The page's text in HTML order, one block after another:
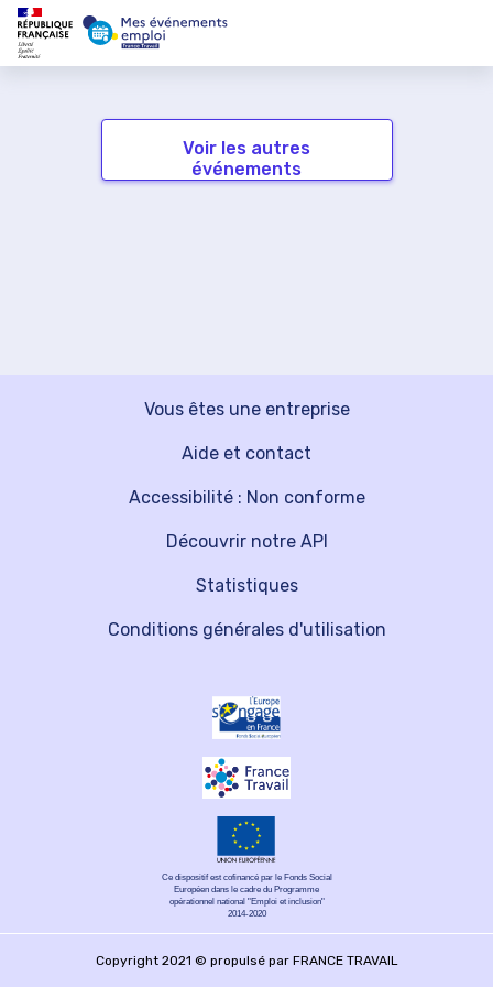
Voir les autres
événements
Vous êtes une entreprise
Découvrir notre API
Aide et contact
Statistiques
Accessibilité : Non conforme
Conditions générales d'utilisation
Ce dispositif est cofinancé par le Fonds Social
Européen dans le cadre du Programme
opérationnel national "Emploi et inclusion"
2014-2020
Copyright 2021 © propulsé par FRANCE TRAVAIL